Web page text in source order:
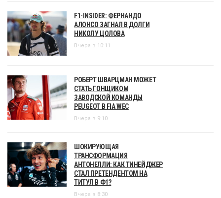
F1-INSIDER: ФЕРНАНДО
АЛОНСО ЗАГНАЛ В ДОЛГИ
НИКОЛУ ЦОЛОВА
Вчера в 10:11
РОБЕРТ ШВАРЦМАН МОЖЕТ
СТАТЬ ГОНЩИКОМ
ЗАВОДСКОЙ КОМАНДЫ
PEUGEOT В FIA WEC
Вчера в 9:10
ШОКИРУЮЩАЯ
ТРАНСФОРМАЦИЯ
АНТОНЕЛЛИ: КАК ТИНЕЙДЖЕР
СТАЛ ПРЕТЕНДЕНТОМ НА
ТИТУЛ В Ф1?
Вчера в 8:30